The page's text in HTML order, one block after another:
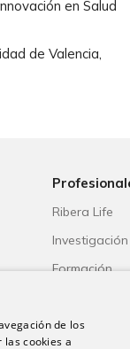
en Salud
de Valencia,
Ribera Life
Investigación
Formación
Trabaja con
de los
cookies a